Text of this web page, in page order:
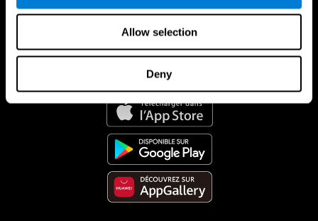
Allow selection
Deny
App CogniFit